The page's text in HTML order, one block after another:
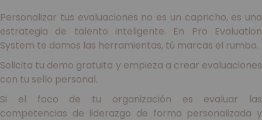
Personalizar tus evaluaciones no es un capricho, es una
estrategia de talento inteligente. En Pro Evaluation
System te damos las herramientas, tú marcas el rumbo.
Solicita tu demo gratuita y empieza a crear evaluaciones
con tu sello personal.
Si el foco de tu organización es evaluar las
competencias de liderazgo de forma personalizada y